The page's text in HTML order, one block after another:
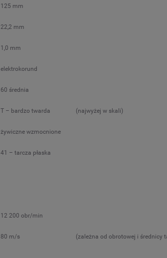
125 mm
22,2 mm
1,0 mm
elektrokorund
60 średnia
T – bardzo twarda (najwyżej w skali)
żywiczne wzmocnione
41 – tarcza płaska
12 200 obr/min
80 m/s (zależna od obrotowej i średnicy